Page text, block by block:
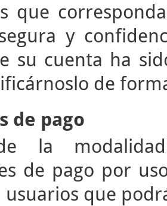
que
y
su cuenta ha
de
de pago
la
de pago por
que